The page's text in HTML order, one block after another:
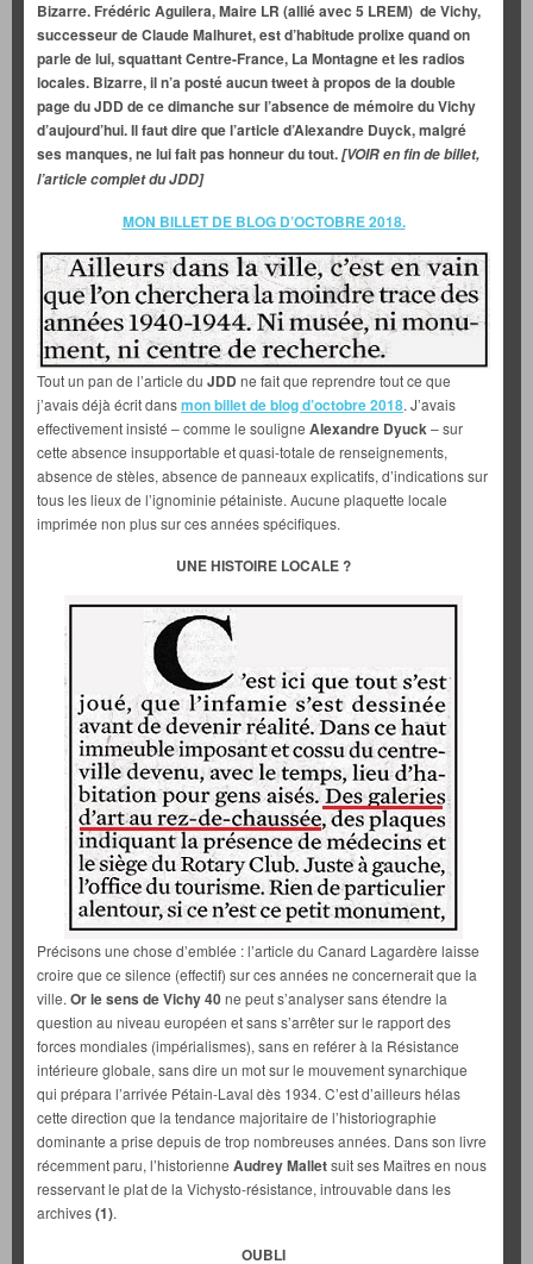
Bizarre. Frédéric Aguilera, Maire LR (allié avec 5 LREM) de Vichy,
successeur de Claude Malhuret, est d’habitude prolixe quand on
parle de lui, squattant Centre-France, La Montagne et les radios
locales. Bizarre, il n’a posté aucun tweet à propos de la double
page du JDD de ce dimanche sur l’absence de mémoire du Vichy
d’aujourd’hui. Il faut dire que l’article d’Alexandre Duyck, malgré
ses manques, ne lui fait pas honneur du tout.[VOIR en fin de billet,
l’article complet du JDD]
MON BILLET DE BLOG D’OCTOBRE 2018.
Tout un pan de l’article du JDD ne fait que reprendre tout ce que
j’avais déjà écrit dansmon billet de blog d’octobre 2018. J’avais
effectivement insisté – comme le souligne Alexandre Dyuck– sur
cette absence insupportable et quasi-totale de renseignements,
absence de stèles, absence de panneaux explicatifs, d’indications sur
tous les lieux de l’ignominie pétainiste. Aucune plaquette locale
imprimée non plus sur ces années spécifiques.
UNE HISTOIRE LOCALE ?
Précisons une chose d’emblée : l’article du Canard Lagardère laisse
croire que ce silence (effectif) sur ces années ne concernerait que la
ville. Or le sens de Vichy 40ne peut s’analyser sans étendre la
question au niveau européen et sans s’arrêter sur le rapport des
forces mondiales (impérialismes), sans en reférer à la Résistance
intérieure globale, sans dire un mot sur le mouvement synarchique
qui prépara l’arrivée Pétain-Laval dès 1934. C’est d’ailleurs hélas
cette direction que la tendance majoritaire de l’historiographie
dominante a prise depuis de trop nombreuses années. Dans son livre
récemment paru, l’historienne Audrey Malletsuit ses Maîtres en nous
resservant le plat de la Vichysto-résistance, introuvable dans les
archives(1).
OUBLI